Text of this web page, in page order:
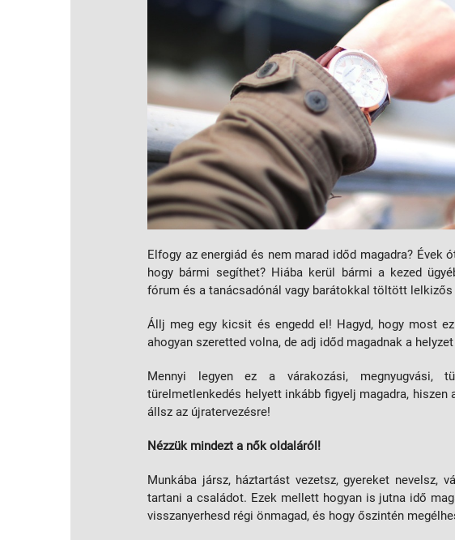
Elfogy az energiád és nem marad időd magadra? Évek
hogy bármi segíthet? Hiába kerül bármi a kezed
fórum és a tanácsadónál vagy barátokkal töltött
Állj meg egy kicsit és engedd el! Hagyd, hogy most
ahogyan szeretted volna, de adj időd magadnak a
Mennyi legyen ez a várakozási, megnyugvási,
türelmetlenkedés helyett inkább figyelj magadra,
állsz az újratervezésre!
Nézzük mindezt a nők oldaláról!
Munkába jársz, háztartást vezetsz, gyereket nevelsz,
tartani a családot. Ezek mellett hogyan is jutna idő
visszanyerhesd régi önmagad, és hogy őszintén